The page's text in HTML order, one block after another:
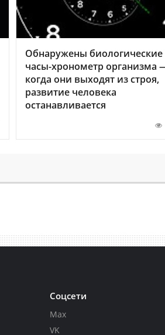
Обнаружены биологические
часы-хронометр организма
когда они выходят из строя,
развитие человека
останавливается
Соцсети
Max
VK